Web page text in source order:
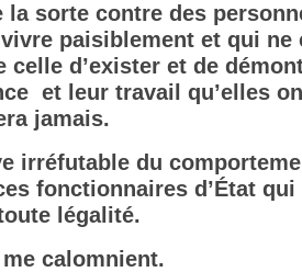
la sorte contre des
vivre paisiblement et qui ne
celle d’exister et de
et leur travail qu’elles
jamais.
irréfutable du
fonctionnaires d’État
légalité.
calomnient.